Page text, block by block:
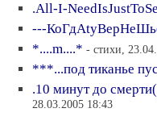
.All-I-
---
*....m....* - стихи,
***...под тиканье
.10 минут до
28.03.2005 18:43